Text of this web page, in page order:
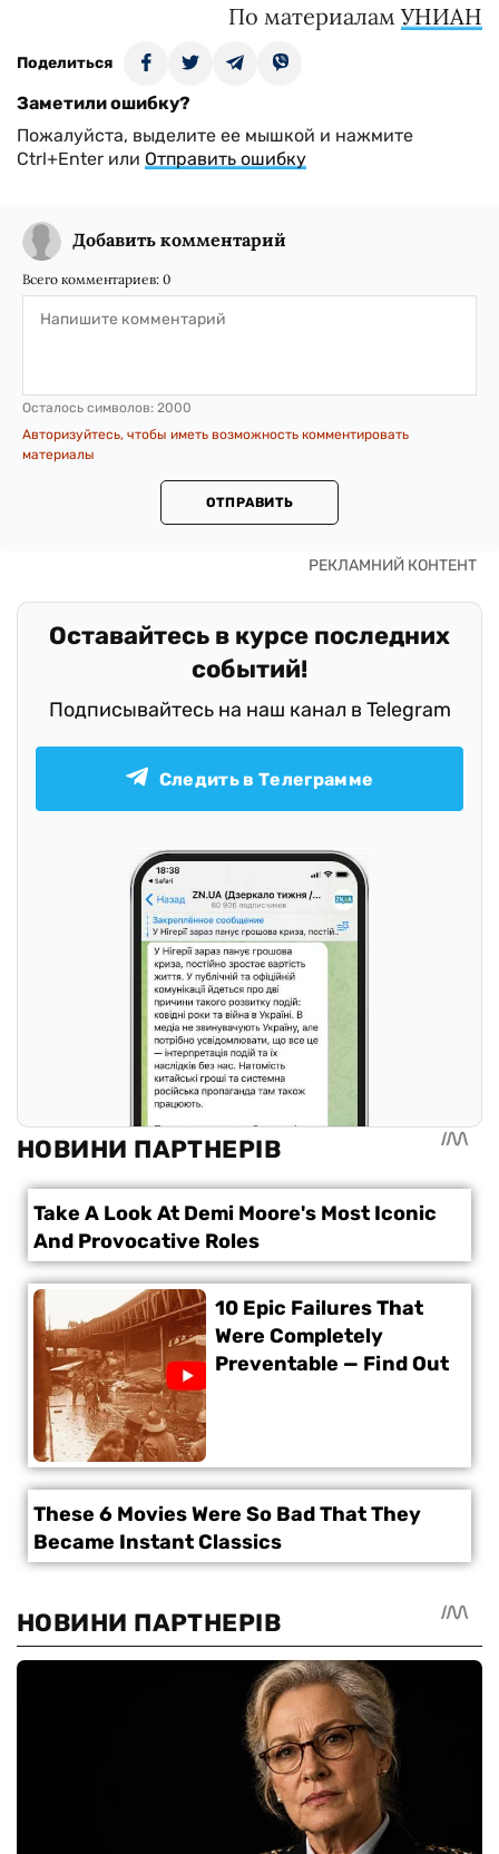
По материалам УНИАН
Поделиться
Заметили ошибку?
Пожалуйста, выделите ее мышкой и нажмите
Ctrl+Enter или Отправить ошибку
Добавить комментарий
Всего комментариев: 0
Осталось символов: 2000
Авторизуйтесь, чтобы иметь возможность комментировать
материалы
ОТПРАВИТЬ
Оставайтесь в курсе последних
событий!
Подписывайтесь на наш канал в Telegram
Следить в Телеграмме